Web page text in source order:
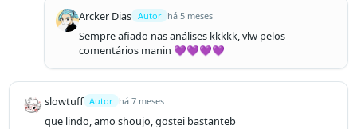
Arcker Dias Autor há 5 meses
Sempre afiado nas análises kkkkk, vlw pelos
comentários manin 💜💜💜💜
slowtuff Autor há 7 meses
que lindo, amo shoujo, gostei bastanteb